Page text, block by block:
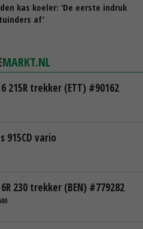
kas koeler: ‘De eerste indruk
af’
MARKT.NL
215R trekker (ETT) #90162
915CD vario
230 trekker (BEN) #779282